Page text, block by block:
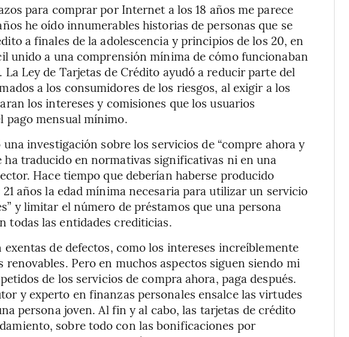
para comprar por Internet a los 18 años me parece
he oído innumerables historias de personas que se
a finales de la adolescencia y principios de los 20, en
unido a una comprensión mínima de cómo funcionaban
Ley de Tarjetas de Crédito ayudó a reducir parte del
a los consumidores de los riesgos, al exigir a los
los intereses y comisiones que los usuarios
pago mensual mínimo.
una investigación sobre los servicios de “compre ahora y
ha traducido en normativas significativas ni en una
Hace tiempo que deberían haberse producido
años la edad mínima necesaria para utilizar un servicio
y limitar el número de préstamos que una persona
todas las entidades crediticias.
de defectos, como los intereses increíblemente
renovables. Pero en muchos aspectos siguen siendo mi
de los servicios de compra ahora, paga después.
y experto en finanzas personales ensalce las virtudes
persona joven. Al fin y al cabo, las tarjetas de crédito
sobre todo con las bonificaciones por